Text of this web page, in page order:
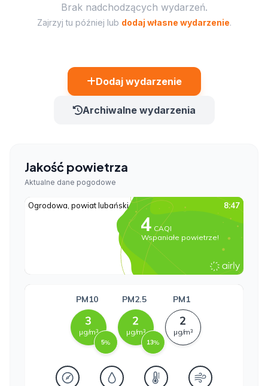
Brak nadchodzących wydarzeń.
Zajrzyj tu później lub dodaj własne wydarzenie.
Dodaj wydarzenie
Archiwalne wydarzenia
Jakość powietrza
Aktualne dane pogodowe